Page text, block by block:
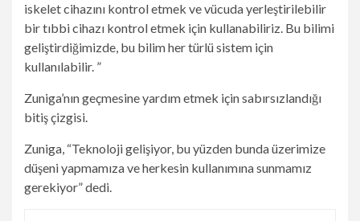
iskelet cihazını kontrol etmek ve vücuda yerleştirilebilir
bir tıbbi cihazı kontrol etmek için kullanabiliriz. Bu bilimi
geliştirdiğimizde, bu bilim her türlü sistem için
kullanılabilir. ”
Zuniga’nın geçmesine yardım etmek için sabırsızlandığı
bitiş çizgisi.
Zuniga, “Teknoloji gelişiyor, bu yüzden bunda üzerimize
düşeni yapmamıza ve herkesin kullanımına sunmamız
gerekiyor” dedi.